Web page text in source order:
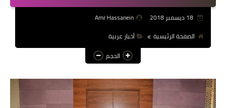
عالم المرأة
أخبار مصر
أخبار عربية
أخبار النجوم
18 ديسمبر 2018
Amr Hassanein
الصفحة الرئيسية
أخبار عربية
الحجم